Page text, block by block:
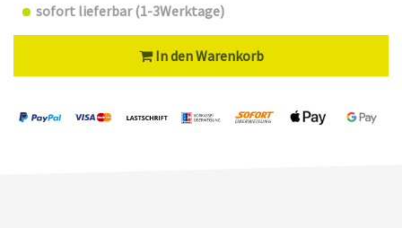
sofort lieferbar (1-3Werktage)
In den Warenkorb